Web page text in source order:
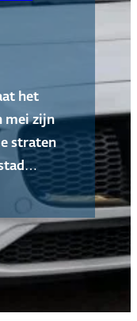
het
mei zijn
straten